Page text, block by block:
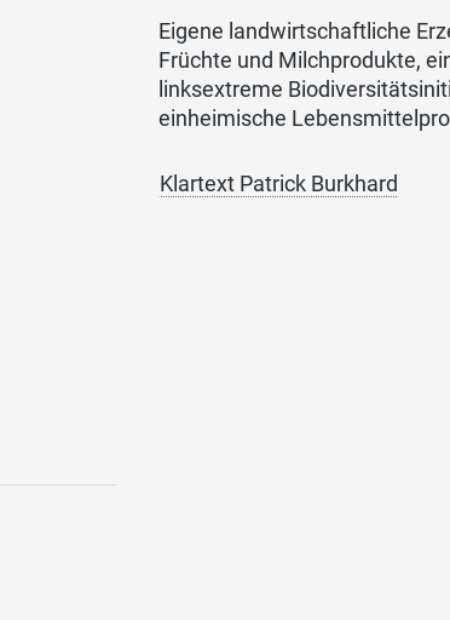
Eigene landwirtschaftliche
Früchte und Milchprodukte,
linksextreme
einheimische
Klartext Patrick Burkhard